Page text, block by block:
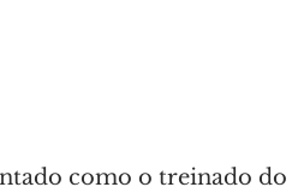
como o treinado do